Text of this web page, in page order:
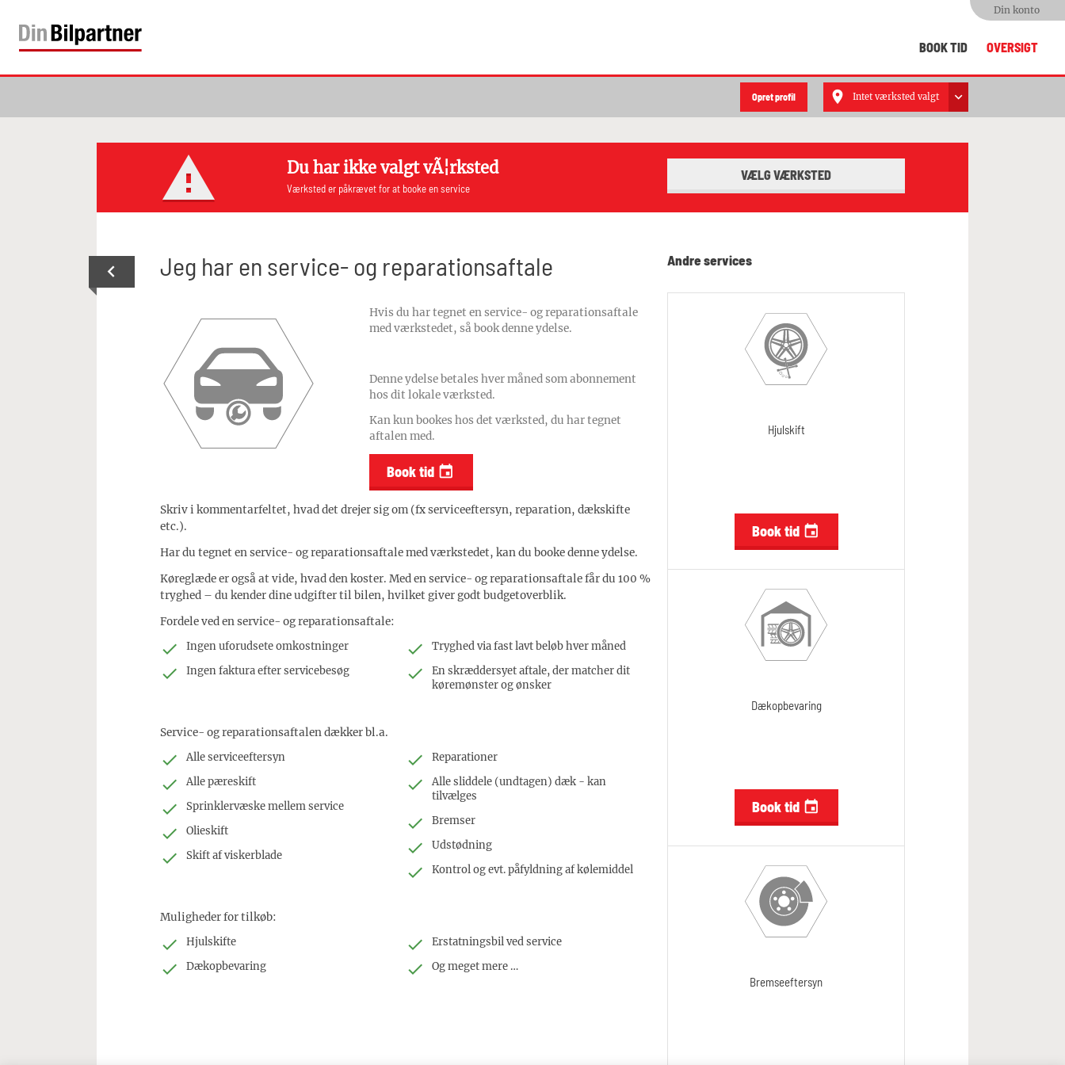
Din konto
BOOK TID OVERSIGT
Opret profil Intet værksted valgt
Du har ikke valgt vÃ¦rksted
Værksted er påkrævet for at booke en service
VÆLG VÆRKSTED
 Jeg har en service- og reparationsaftale
Hvis du har tegnet en service- og reparationsaftale
med værkstedet, så book denne ydelse.
Denne ydelse betales hver måned som abonnement
hos dit lokale værksted.
Kan kun bookes hos det værksted, du har tegnet
aftalen med.
Book tid 
Skriv i kommentarfeltet, hvad det drejer sig om (fx serviceeftersyn, reparation, dækskifte
etc.).
Har du tegnet en service- og reparationsaftale med værkstedet, kan du booke denne ydelse.
Køreglæde er også at vide, hvad den koster. Med en service- og reparationsaftale får du 100 %
tryghed – du kender dine udgifter til bilen, hvilket giver godt budgetoverblik.
Fordele ved en service- og reparationsaftale:
Ingen uforudsete omkostninger
Ingen faktura efter servicebesøg
Tryghed via fast lavt beløb hver måned
En skræddersyet aftale, der matcher dit
køremønster og ønsker
Service- og reparationsaftalen dækker bl.a.
Alle serviceeftersyn
Alle pæreskift
Sprinklervæske mellem service
Olieskift
Skift af viskerblade
Reparationer
Alle sliddele (undtagen) dæk - kan
tilvælges
Bremser
Udstødning
Kontrol og evt. påfyldning af kølemiddel
Muligheder for tilkøb:
Hjulskifte
Dækopbevaring
Erstatningsbil ved service
Og meget mere …
Andre services
Hjulskift
Book tid 
Dækopbevaring
Book tid 
Bremseeftersyn